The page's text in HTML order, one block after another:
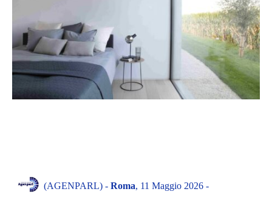
(AGENPARL) - Roma, 11 Maggio 2026 -